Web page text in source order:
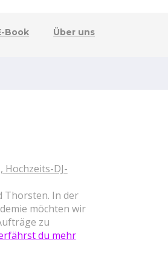
Book Über uns
Thorsten. In der
möchten wir
zu
du mehr